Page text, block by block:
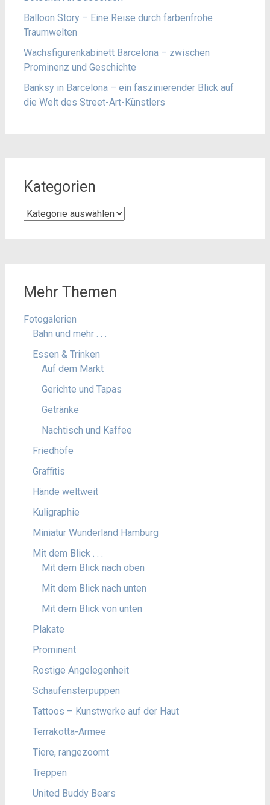
Balloon Story – Eine Reise durch farbenfrohe
Traumwelten
Wachsfigurenkabinett Barcelona – zwischen
Prominenz und Geschichte
Banksy in Barcelona – ein faszinierender Blick auf
die Welt des Street-Art-Künstlers
Kategorien
Kategorien
Mehr Themen
Fotogalerien
Bahn und mehr . . .
Essen & Trinken
Auf dem Markt
Gerichte und Tapas
Getränke
Nachtisch und Kaffee
Friedhöfe
Graffitis
Hände weltweit
Kuligraphie
Miniatur Wunderland Hamburg
Mit dem Blick . . .
Mit dem Blick nach oben
Mit dem Blick nach unten
Mit dem Blick von unten
Plakate
Prominent
Rostige Angelegenheit
Schaufensterpuppen
Tattoos – Kunstwerke auf der Haut
Terrakotta-Armee
Tiere, rangezoomt
Treppen
United Buddy Bears